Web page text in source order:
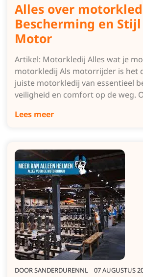
Alles over
Bescherming en
Motor
Artikel: Motorkledij Alles wat je
motorkledij Als motorrijder is het
juiste motorkledij van essentieel
veiligheid en comfort op de weg.
Lees meer
DOORSANDERDURENNL 07 AUGUSTUS